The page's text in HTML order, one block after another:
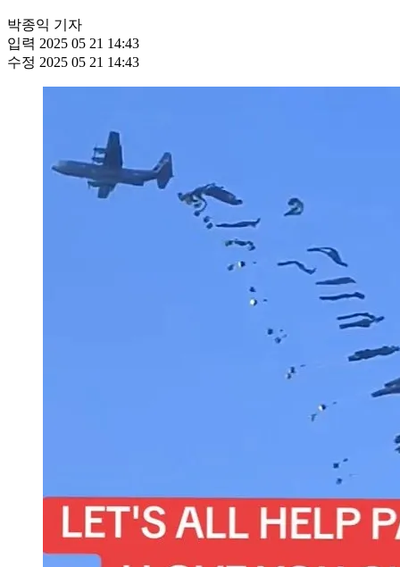
박종익 기자
입력 2025 05 21 14:43
수정 2025 05 21 14:43